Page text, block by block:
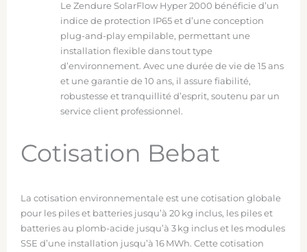
Le Zendure SolarFlow Hyper 2000 bénéficie d’un
indice de protection IP65 et d’une conception
plug-and-play empilable, permettant une
installation flexible dans tout type
d’environnement. Avec une durée de vie de 15 ans
et une garantie de 10 ans, il assure fiabilité,
robustesse et tranquillité d’esprit, soutenu par un
service client professionnel.
Cotisation Bebat
La cotisation environnementale est une cotisation globale
pour les piles et batteries jusqu’à 20 kg inclus, les piles et
batteries au plomb-acide jusqu’à 3 kg inclus et les modules
SSE d’une installation jusqu’à 16 MWh. Cette cotisation